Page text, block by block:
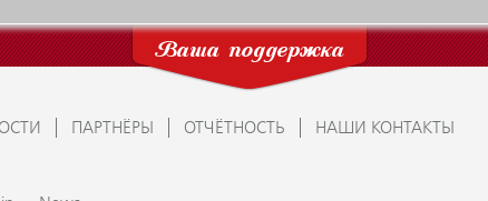
Ваша поддержка
ПАРТНЁРЫ ОТЧЁТНОСТЬ НАШИ КОНТАКТЫ